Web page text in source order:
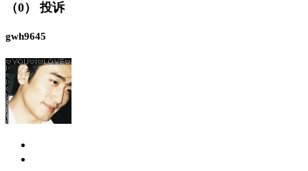
（0）
投诉
gwh9645